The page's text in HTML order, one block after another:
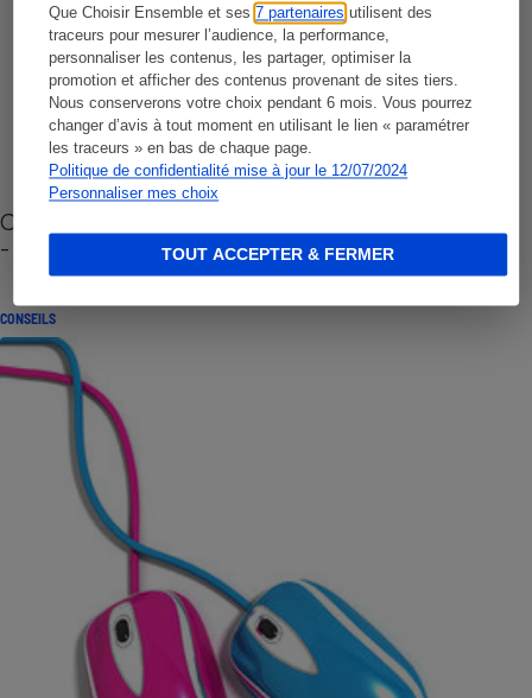
Que Choisir Ensemble et ses7 partenaires utilisent des
traceurs pour mesurer l’audience, la performance,
personnaliser les contenus, les partager, optimiser la
promotion et afficher des contenus provenant de sites tiers.
Nous conserverons votre choix pendant 6 mois. Vous pourrez
changer d’avis à tout moment en utilisant le lien « paramétrer
les traceurs » en bas de chaque page.
Politique de confidentialité mise à jour le 12/07/2024
Personnaliser mes choix
TOUT ACCEPTER & FERMER
Cafetière à capsules zéro déchet CoffeeB (vidéo)
- Premières impressions
CONSEILS